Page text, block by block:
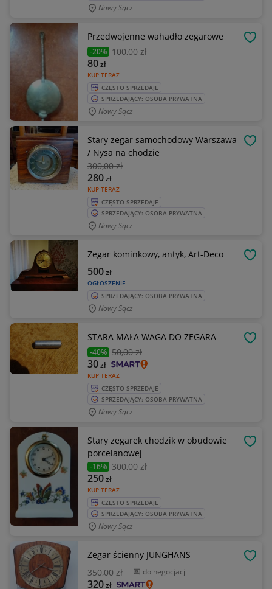
Nowy Sącz
Przedwojenne wahadło zegarowe
-20% 100,00 zł
KUP TERAZ
80zł
CZĘSTO SPRZEDAJE
SPRZEDAJĄCY: OSOBA PRYWATNA
Nowy Sącz
Stary zegar samochodowy Warszawa
/ Nysa na chodzie
300,00 zł
KUP TERAZ
280zł
CZĘSTO SPRZEDAJE
SPRZEDAJĄCY: OSOBA PRYWATNA
Nowy Sącz
Zegar kominkowy, antyk, Art-Deco
OGŁOSZENIE
500zł
SPRZEDAJĄCY: OSOBA PRYWATNA
Nowy Sącz
STARA MAŁA WAGA DO ZEGARA
-40% 50,00 zł
KUP TERAZ
30zł
CZĘSTO SPRZEDAJE
SPRZEDAJĄCY: OSOBA PRYWATNA
Nowy Sącz
Stary zegarek chodzik w obudowie
porcelanowej
-16% 300,00 zł
KUP TERAZ
250zł
CZĘSTO SPRZEDAJE
SPRZEDAJĄCY: OSOBA PRYWATNA
Nowy Sącz
Zegar ścienny JUNGHANS
350,00 zł do negocjacji
320zł